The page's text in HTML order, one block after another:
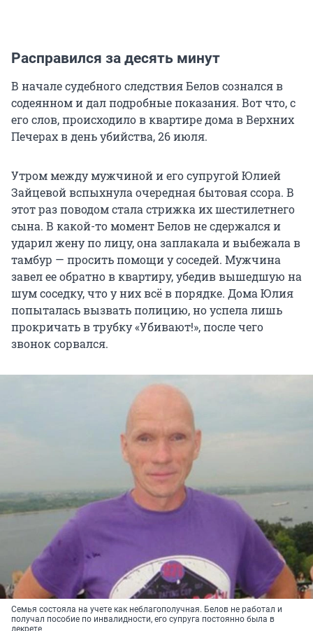
Расправился за десять минут
В начале судебного следствия Белов сознался в
содеянном и дал подробные показания. Вот что, с
его слов, происходило в квартире дома в Верхних
Печерах в день убийства, 26 июля.
Утром между мужчиной и его супругой Юлией
Зайцевой вспыхнула очередная бытовая ссора. В
этот раз поводом стала стрижка их шестилетнего
сына. В какой-то момент Белов не сдержался и
ударил жену по лицу, она заплакала и выбежала в
тамбур — просить помощи у соседей. Мужчина
завел ее обратно в квартиру, убедив вышедшую на
шум соседку, что у них всё в порядке. Дома Юлия
попыталась вызвать полицию, но успела лишь
прокричать в трубку «Убивают!», после чего
звонок сорвался.
Семья состояла на учете как неблагополучная. Белов не работал и
получал пособие по инвалидности, его супруга постоянно была в